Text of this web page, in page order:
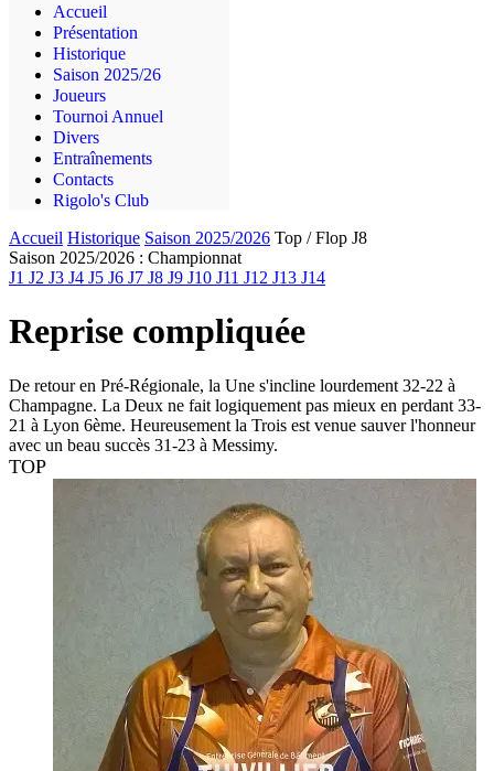
Accueil
Présentation
Historique
Saison 2025/26
Joueurs
Tournoi Annuel
Divers
Entraînements
Contacts
Rigolo's Club
Accueil Historique Saison 2025/2026 Top / Flop J8
Saison 2025/2026 : Championnat
J1 J2 J3 J4 J5 J6 J7 J8 J9 J10 J11 J12 J13 J14
Reprise compliquée
De retour en Pré-Régionale, la Une s'incline lourdement 32-22 à
Champagne. La Deux ne fait logiquement pas mieux en perdant 33-
21 à Lyon 6ème. Heureusement la Trois est venue sauver l'honneur
avec un beau succès 31-23 à Messimy.
TOP